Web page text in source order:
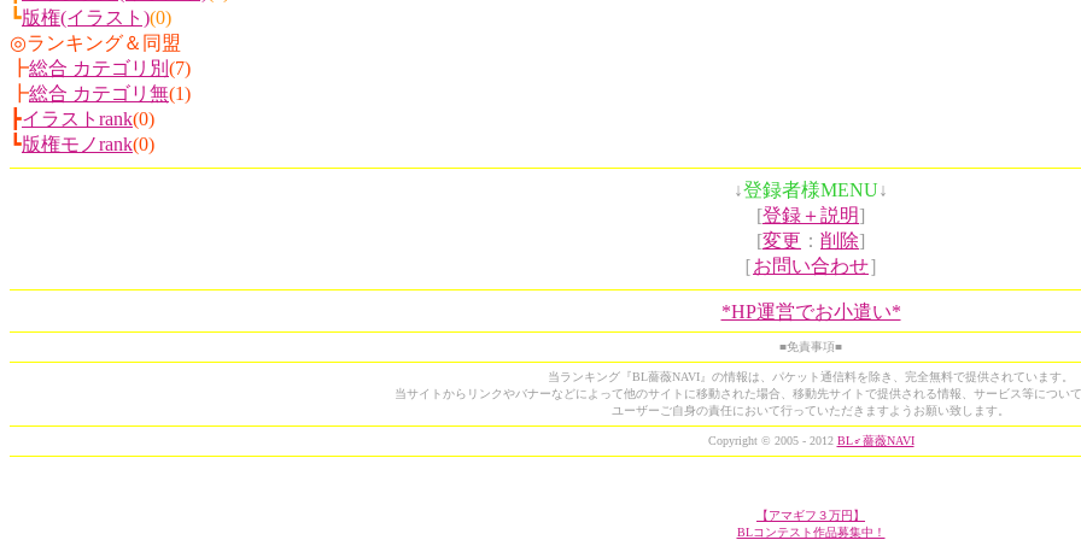
┗版権(イラスト)(0)
◎ランキング＆同盟
┣総合 カテゴリ別 (7)
┣総合 カテゴリ無(1)
┣イラストrank(0)
┗版権モノrank(0)
↓登録者様MENU↓
[登録＋説明]
[変更 ： 削除]
［お問い合わせ］
*HP運営でお小遣い*
■免責事項■
当ランキング『BL薔薇NAVI』の情報は、パケット通信料を除き、完全無料で提供されています。
当サイトからリンクやバナーなどによって他のサイトに移動された場合、移動先サイトで提供される情報、サービス等につい
ユーザーご自身の責任において行っていただきますようお願い致します。
Copyright © 2005 - 2012 BL♂薔薇NAVI
【アマギフ３万円】
BLコンテスト作品募集中！